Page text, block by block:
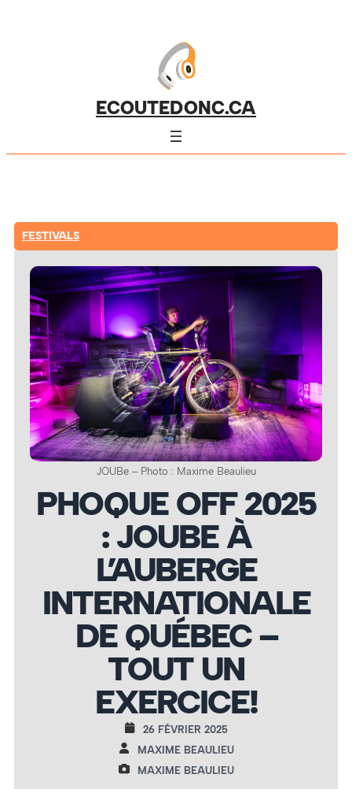
ECOUTEDONC.CA
FESTIVALS
JOUBe – Photo : Maxime Beaulieu
PHOQUE OFF 2025
: JOUBE À
L’AUBERGE
INTERNATIONALE
DE QUÉBEC –
TOUT UN
EXERCICE!
26 FÉVRIER 2025
MAXIME BEAULIEU
MAXIME BEAULIEU